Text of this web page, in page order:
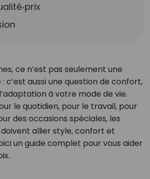
ce n’est pas seulement une
c’est aussi une question de confort,
à votre mode de vie.
le quotidien, pour le travail, pour
des occasions spéciales, les
allier style, confort et
un guide complet pour vous aider